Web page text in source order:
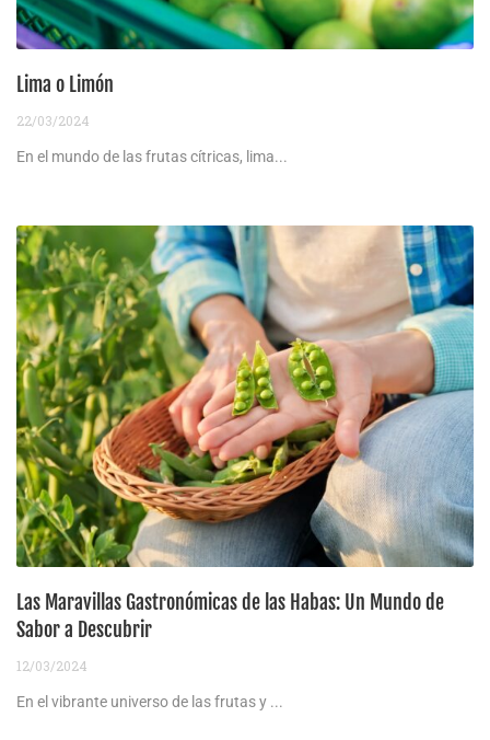
Lima o Limón
22/03/2024
En el mundo de las frutas cítricas, lima...
Las Maravillas Gastronómicas de las Habas: Un Mundo de
Sabor a Descubrir
12/03/2024
En el vibrante universo de las frutas y ...